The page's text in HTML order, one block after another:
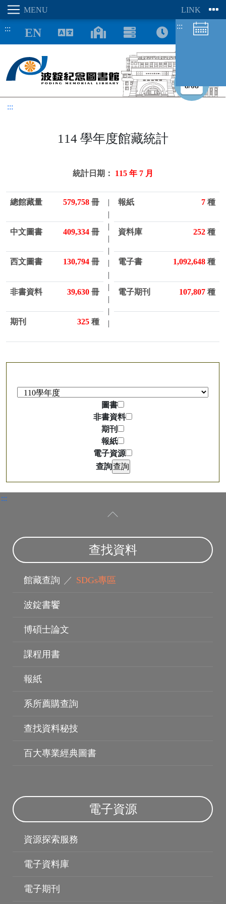
:::
8/08
:::
電子資料庫
:::
114 學年度館藏統計
統計日期： 115 年 7 月
總館藏量 579,758 冊
|
|
|
|
|
|
|
|
|
|
|
報紙 7 種
中文圖書 409,334 冊 資料庫 252 種
西文圖書 130,794 冊 電子書 1,092,648 種
非書資料 39,630 冊 電子期刊 107,807 種
期刊 325 種
圖書
非書資料
期刊
報紙
電子資源
查詢
:::
查找資料
館藏查詢 ／ SDGs專區
波錠書饗
博碩士論文
課程用書
報紙
系所薦購查詢
查找資料秘技
百大專業經典圖書
電子資源
資源探索服務
電子資料庫
電子期刊